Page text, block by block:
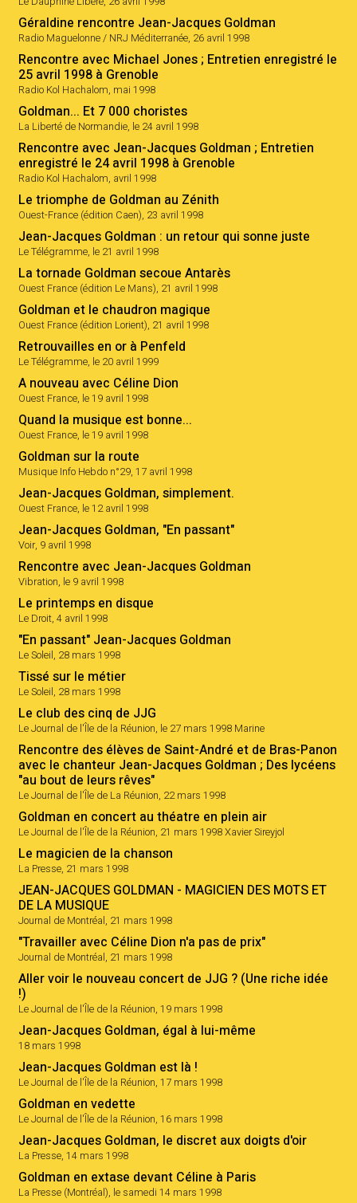
Géraldine rencontre Jean-Jacques Goldman
Radio Maguelonne / NRJ Méditerranée, 26 avril 1998
Rencontre avec Michael Jones ; Entretien enregistré le
25 avril 1998 à Grenoble
Radio Kol Hachalom, mai 1998
Goldman... Et 7 000 choristes
La Liberté de Normandie, le 24 avril 1998
Rencontre avec Jean-Jacques Goldman ; Entretien
enregistré le 24 avril 1998 à Grenoble
Radio Kol Hachalom, avril 1998
Le triomphe de Goldman au Zénith
Ouest-France (édition Caen), 23 avril 1998
Jean-Jacques Goldman : un retour qui sonne juste
Le Télégramme, le 21 avril 1998
La tornade Goldman secoue Antarès
Ouest France (édition Le Mans), 21 avril 1998
Goldman et le chaudron magique
Ouest France (édition Lorient), 21 avril 1998
Retrouvailles en or à Penfeld
Le Télégramme, le 20 avril 1999
A nouveau avec Céline Dion
Ouest France, le 19 avril 1998
Quand la musique est bonne...
Ouest France, le 19 avril 1998
Goldman sur la route
Musique Info Hebdo n°29, 17 avril 1998
Jean-Jacques Goldman, simplement.
Ouest France, le 12 avril 1998
Jean-Jacques Goldman, "En passant"
Voir, 9 avril 1998
Rencontre avec Jean-Jacques Goldman
Vibration, le 9 avril 1998
Le printemps en disque
Le Droit, 4 avril 1998
"En passant" Jean-Jacques Goldman
Le Soleil, 28 mars 1998
Tissé sur le métier
Le Soleil, 28 mars 1998
Le club des cinq de JJG
Le Journal de l'Île de la Réunion, le 27 mars 1998 Marine
Rencontre des élèves de Saint-André et de Bras-Panon
avec le chanteur Jean-Jacques Goldman ; Des lycéens
"au bout de leurs rêves"
Le Journal de l'Île de La Réunion, 22 mars 1998
Goldman en concert au théatre en plein air
Le Journal de l'Île de la Réunion, 21 mars 1998 Xavier Sireyjol
Le magicien de la chanson
La Presse, 21 mars 1998
JEAN-JACQUES GOLDMAN - MAGICIEN DES MOTS ET
DE LA MUSIQUE
Journal de Montréal, 21 mars 1998
"Travailler avec Céline Dion n'a pas de prix"
Journal de Montréal, 21 mars 1998
Aller voir le nouveau concert de JJG ? (Une riche idée
!)
Le Journal de l'Île de la Réunion, 19 mars 1998
Jean-Jacques Goldman, égal à lui-même
18 mars 1998
Jean-Jacques Goldman est là !
Le Journal de l'Île de la Réunion, 17 mars 1998
Goldman en vedette
Le Journal de l'Île de la Réunion, 16 mars 1998
Jean-Jacques Goldman, le discret aux doigts d'oir
La Presse, 14 mars 1998
Goldman en extase devant Céline à Paris
La Presse (Montréal), le samedi 14 mars 1998